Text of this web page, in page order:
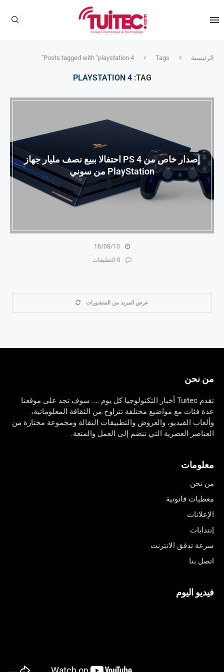
الرئيسية Tags
Posts tagged with "playstation 4"
TAG:
PLAYSTATION 4
إصدار خاص من PS 4 احتفالا ببيع نصف مليار جهاز
PlayStation من سوني
18/08/10
0 التعليقات
عرض المزيد من المنشورات
من نحن
تقدم Tuitec أخبار التكنولوجيا كل يوم …. سوف تجد على موقعنا
عدة فئات مع مواضيع مختلفة تتراوح من الثقافة المعلوماتية،
وألعاب الفيديو، والعروض والتطبيقات النقالة ومجموعة مختارة من
العناصر العصرية التي تنضم إلى العمل والمتعة.
معلومات
من نحن
معطيات قانونية
الإعلانات
إنتدابات
سرعة تدفق الانترنت
اتصل بنا
فيديو اليوم